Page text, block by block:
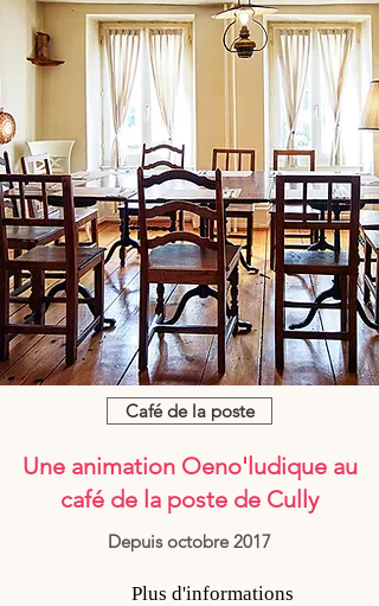
Café de la poste
Une animation Oeno'ludique au
café de la poste de Cully
Depuis octobre 2017
Plus d'informations